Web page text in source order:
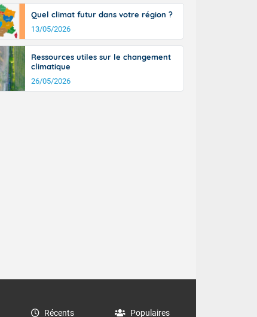
Quel climat futur dans votre région ?
13/05/2026
Ressources utiles sur le changement
climatique
26/05/2026
Récents Populaires